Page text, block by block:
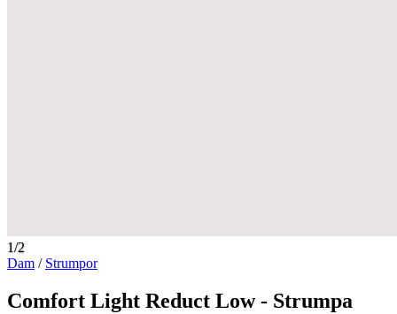
1/2
Dam / Strumpor
Comfort Light Reduct Low - Strumpa